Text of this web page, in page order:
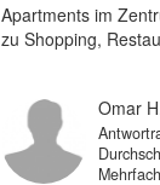
Apartments im
zu Shopping,
Omar